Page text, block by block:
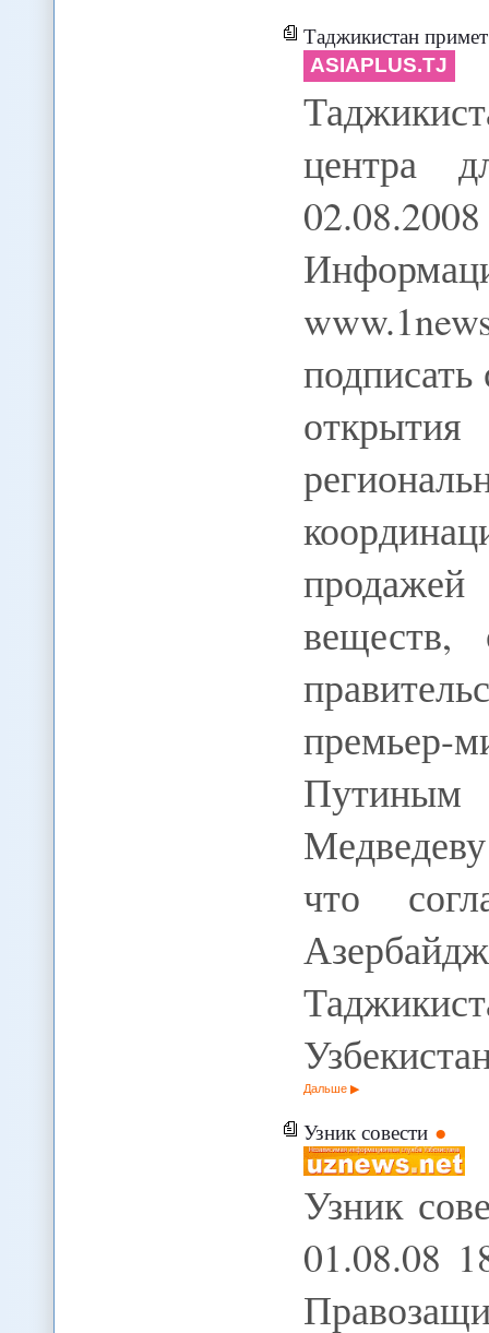
Таджикистан
ASIAPLUS.TJ
центра
веществ,
премьер-
Путиным
что
Дальше
Узник совести
Узник
01.08.08